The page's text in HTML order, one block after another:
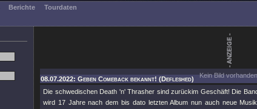
Berichte
Tourdaten
Kein Bild
08.07.2022: Geben Comeback bekannt! (Defleshed)
Die schwedischen Death 'n' Thrasher sind zurückim Geschäft! Die
wird 17 Jahre nach dem bis dato letzten Album nun auch neue